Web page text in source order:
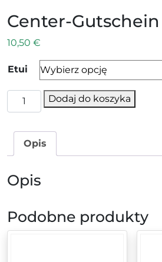
Center-
10,50 €
Etui
ilość Center-Gutschein 10€
Dodaj do koszyka
Opis
Opis
Podobne produkty